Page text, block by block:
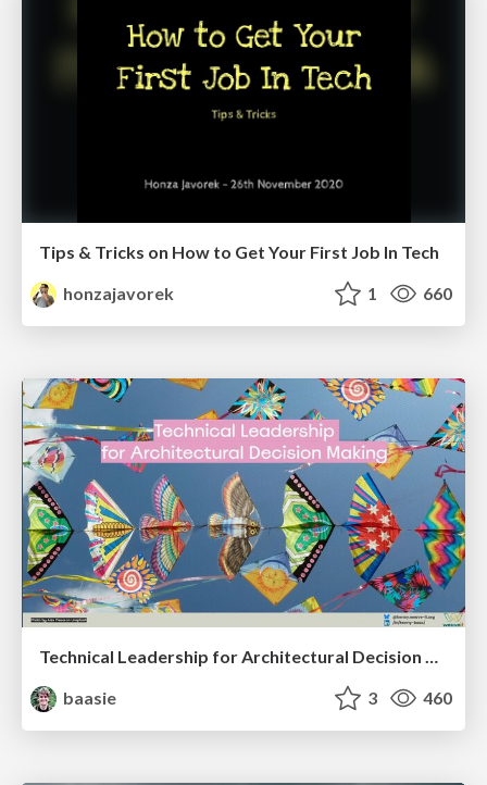
Tips & Tricks on How to Get Your First Job In Tech
honzajavorek
1 660
Technical Leadership for Architectural Decision Making
baasie
3 460